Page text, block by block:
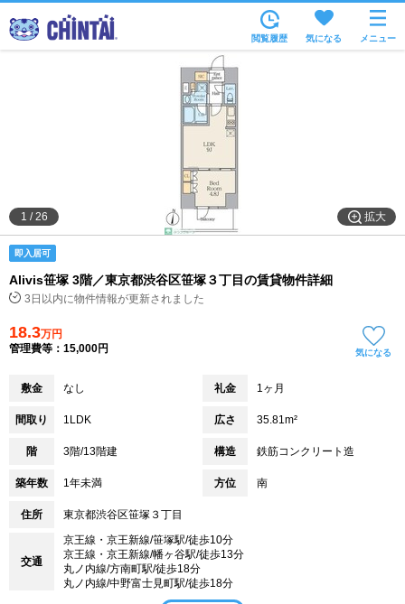
沿線・駅から
住所から
家賃相場から
物件特集から
不動産会社から
閲覧履歴 気になる メニュー
拡大
1 /26
即入居可
Alivis笹塚 3階／東京都渋谷区笹塚３丁目の賃貸物件詳細
3日以内に物件情報が更新されました
18.3万円
管理費等：15,000円
気になる
敷金 なし 礼金 1ヶ月
間取り 1LDK 広さ 35.81m²
階 3階/13階建 構造 鉄筋コンクリート造
築年数 1年未満 方位 南
住所 東京都渋谷区笹塚３丁目
交通
京王線・京王新線/笹塚駅/徒歩10分
京王線・京王新線/幡ヶ谷駅/徒歩13分
丸ノ内線/方南町駅/徒歩18分
丸ノ内線/中野富士見町駅/徒歩18分